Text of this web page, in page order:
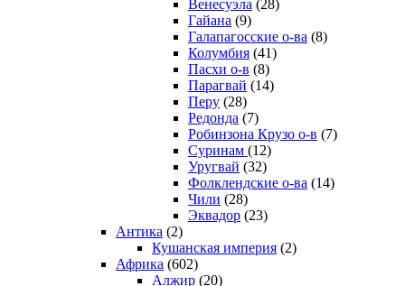
Венесуэла (28)
Гайана (9)
Галапагосские о-ва (8)
Колумбия (41)
Пасхи о-в (8)
Парагвай (14)
Перу (28)
Редонда (7)
Робинзона Крузо о-в (7)
Суринам (12)
Уругвай (32)
Фолклендские о-ва (14)
Чили (28)
Эквадор (23)
Антика (2)
Кушанская империя (2)
Африка (602)
Алжир (20)